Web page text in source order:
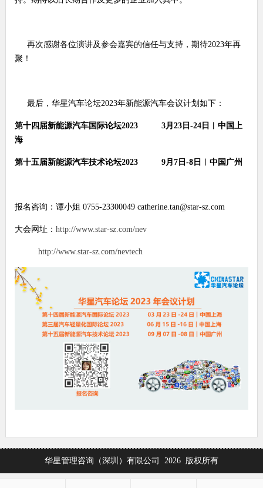
再次感谢各位演讲及参会嘉宾的信任与支持，期待2023年再
聚！
最后，华星汽车论坛2023年新能源汽车会议计划如下：
第十四届新能源汽车国际论坛2023 3月 23日 -24日︱中国上
海
第十五届新能源汽车技术论坛2023 9月 7日 -8日︱中国广州
报名咨询：谭小姐 0755-23300049 catherine.tan@star-sz.com
大会网址： http://www.star-sz.com/nev
http://www.star-sz.com/nevtech
华星管理咨询（深圳）有限公司 2026 版权所有